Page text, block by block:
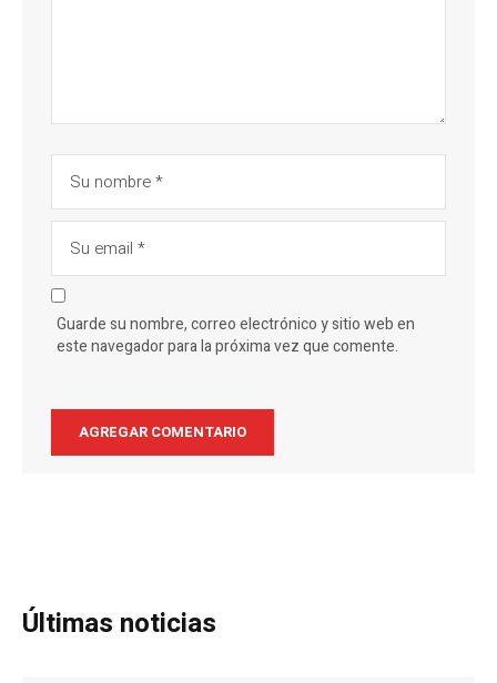
Guarde su nombre, correo electrónico y sitio web en
este navegador para la próxima vez que comente.
Últimas noticias